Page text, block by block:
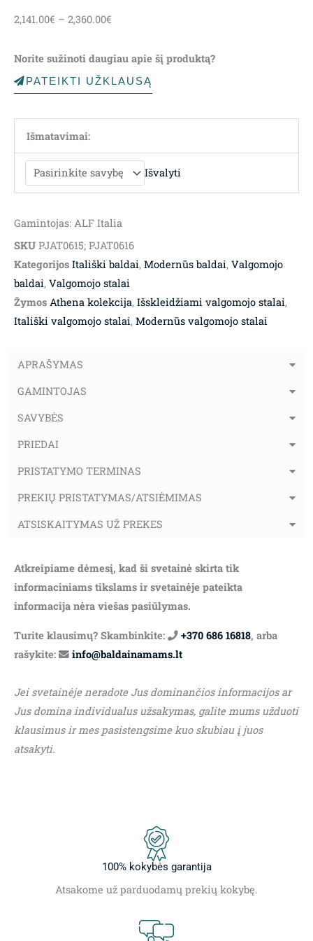
2,141.00€ – 2,360.00€
through
2,360.00€
Norite sužinoti daugiau apie šį produktą?
PATEIKTI UŽKLAUSĄ
Išmatavimai:
Išvalyti
Gamintojas: ALF Italia
SKU PJAT0615; PJAT0616
Kategorijos Itališki baldai, Modernūs baldai, Valgomojo
baldai, Valgomojo stalai
Žymos Athena kolekcija, Išskleidžiami valgomojo stalai,
Itališki valgomojo stalai, Modernūs valgomojo stalai
APRAŠYMAS
GAMINTOJAS
SAVYBĖS
PRIEDAI
PRISTATYMO TERMINAS
PREKIŲ PRISTATYMAS/ATSIĖMIMAS
ATSISKAITYMAS UŽ PREKES
Atkreipiame dėmesį, kad ši svetainė skirta tik
informaciniams tikslams ir svetainėje pateikta
informacija nėra viešas pasiūlymas.
Turite klausimų? Skambinkite: +370 686 16818, arba
rašykite:
info@baldainamams.lt
Jei svetainėje neradote Jus dominančios informacijos ar
Jus domina individualus užsakymas, galite mums užduoti
klausimus ir mes pasistengsime kuo skubiau į juos
atsakyti.
100% kokybės garantija
Atsakome už parduodamų prekių kokybę.